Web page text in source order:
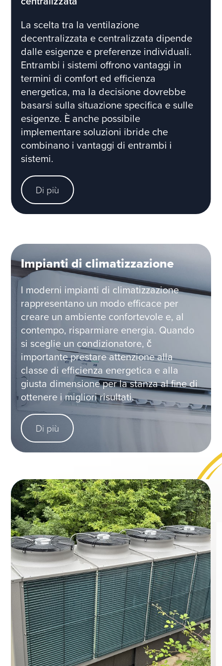
La scelta tra la ventilazione
decentralizzata e centralizzata dipende
dalle esigenze e preferenze individuali.
Entrambi i sistemi offrono vantaggi in
termini di comfort ed efficienza
energetica, ma la decisione dovrebbe
basarsi sulla situazione specifica e sulle
esigenze. È anche possibile
implementare soluzioni ibride che
combinano i vantaggi di entrambi i
sistemi.
Di più
Impianti di climatizzazione
I moderni impianti di climatizzazione
rappresentano un modo efficace per
creare un ambiente confortevole e, al
contempo, risparmiare energia. Quando
si sceglie un condizionatore, č
importante prestare attenzione alla
classe di efficienza energetica e alla
giusta dimensione per la stanza al fine di
ottenere i migliori risultati.
Di più